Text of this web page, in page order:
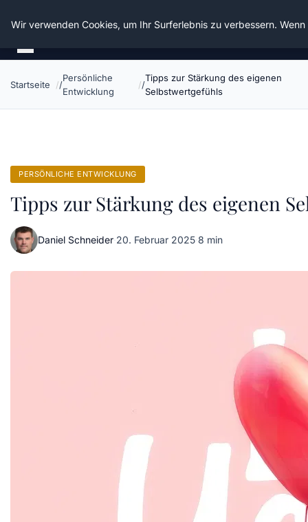
Die Schnitter
Startseite
Persönliche
Entwicklung
Tipps zur Stärkung des eigenen
Selbstwertgefühls
PERSÖNLICHE ENTWICKLUNG
Tipps zur Stärkung des eigenen
Daniel Schneider·20. Februar 2025·8 min
Wir verwenden Cookies, um Ihr Surferlebnis zu verbessern.